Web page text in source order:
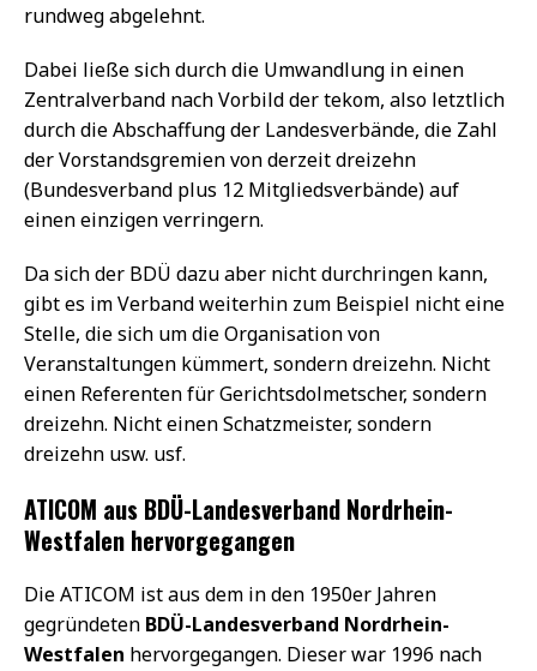
rundweg abgelehnt.
Dabei ließe sich durch die Umwandlung in einen
Zentralverband nach Vorbild der tekom, also letztlich
durch die Abschaffung der Landesverbände, die Zahl
der Vorstandsgremien von derzeit dreizehn
(Bundesverband plus 12 Mitgliedsverbände) auf
einen einzigen verringern.
Da sich der BDÜ dazu aber nicht durchringen kann,
gibt es im Verband weiterhin zum Beispiel nicht eine
Stelle, die sich um die Organisation von
Veranstaltungen kümmert, sondern dreizehn. Nicht
einen Referenten für Gerichtsdolmetscher, sondern
dreizehn. Nicht einen Schatzmeister, sondern
dreizehn usw. usf.
ATICOM aus BDÜ-Landesverband Nordrhein-
Westfalen hervorgegangen
Die ATICOM ist aus dem in den 1950er Jahren
gegründeten BDÜ-Landesverband Nordrhein-
Westfalen hervorgegangen. Dieser war 1996 nach